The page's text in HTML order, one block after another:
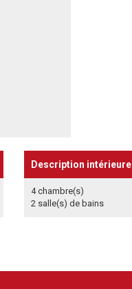
Description intérieure
4 chambre(s)
2 salle(s) de bains